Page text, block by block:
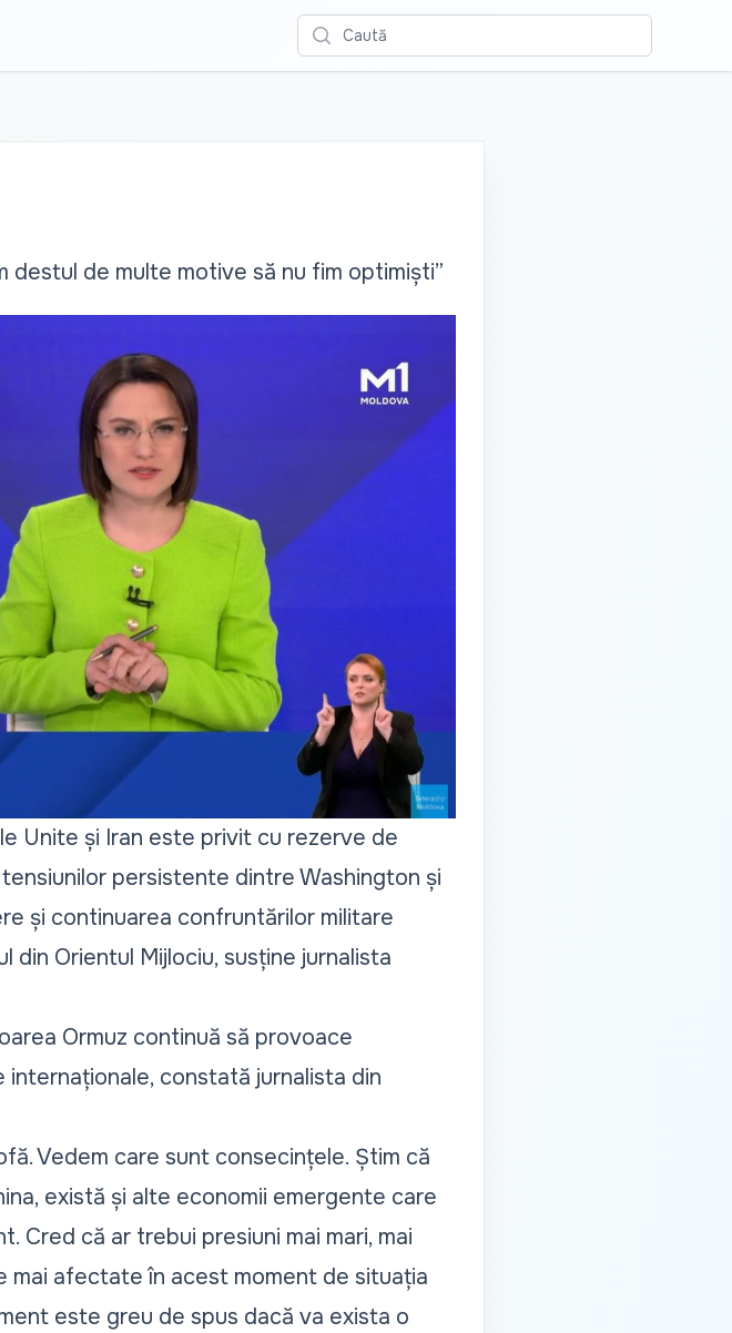
Caută
destul de multe motive să nu fim optimiști”
Unite și Iran este privit cu rezerve de
persistente dintre Washington și
și continuarea confruntărilor militare
Orientul Mijlociu, susține jurnalista
Ormuz continuă să provoace
constată jurnalista din
Vedem care sunt consecințele. Știm că
există și alte economii emergente care
Cred că ar trebui presiuni mai mari, mai
afectate în acest moment de situația
este greu de spus dacă va exista o